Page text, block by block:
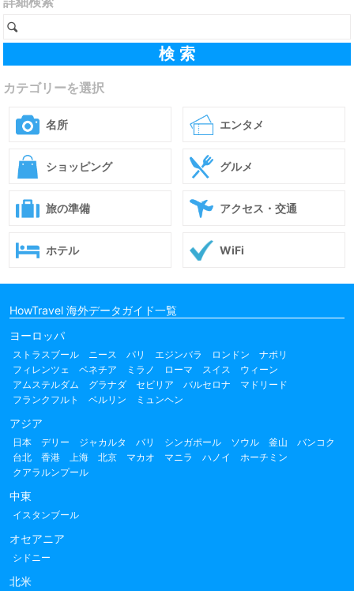
カテゴリーを選択
名所 エンタメ
ショッピング グルメ
旅の準備 アクセス・交通
ホテル WiFi
HowTravel 海外データガイド一覧
ヨーロッパ
ストラスブール ニース パリ エジンバラ ロンドン
ナポリ
フィレンツェ
ベネチア ミラノ ローマ スイス
ウィーン
アムステルダム
グラナダ セビリア バルセロナ
マドリード
フランクフルト
ベルリン ミュンヘン
アジア
日本 デリー ジャカルタ バリ シンガポール ソウル 釜山
バンコク
台北
香港 上海 北京 マカオ マニラ ハノイ
ホーチミン
クアラルンプール
中東
イスタンブール
オセアニア
シドニー
北米